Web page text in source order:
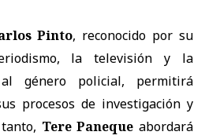
Pinto, reconocido por su
la televisión y la
género policial, permitirá
procesos de investigación y
Tere Paneque abordará